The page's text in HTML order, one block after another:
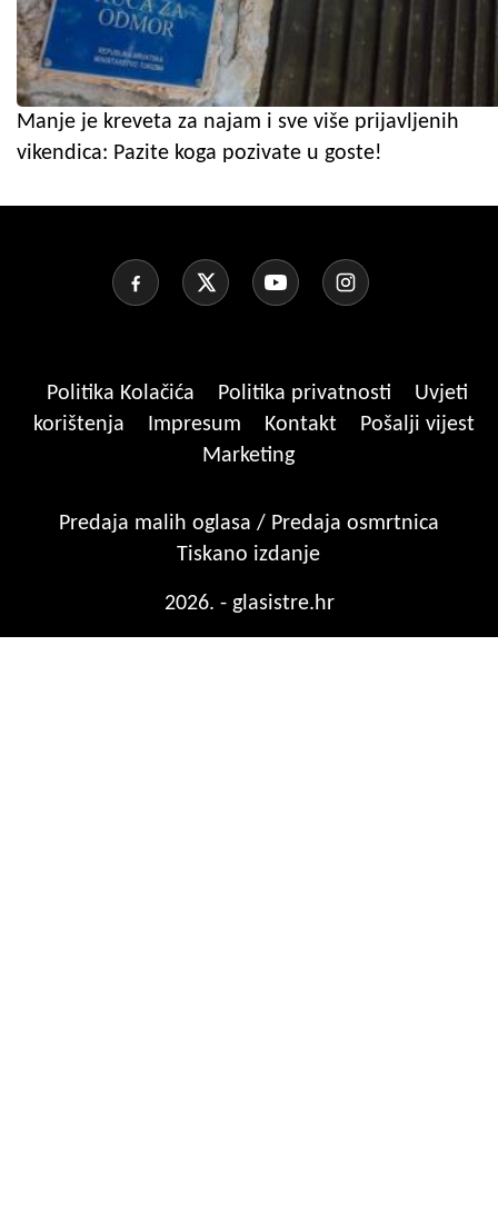
Manje je kreveta za najam i sve više prijavljenih
vikendica: Pazite koga pozivate u goste!
Politika Kolačića Politika privatnosti
Uvjeti
korištenja
Impresum Kontakt
Pošalji vijest
Marketing
Predaja malih oglasa / Predaja osmrtnica
Tiskano izdanje
2026. - glasistre.hr